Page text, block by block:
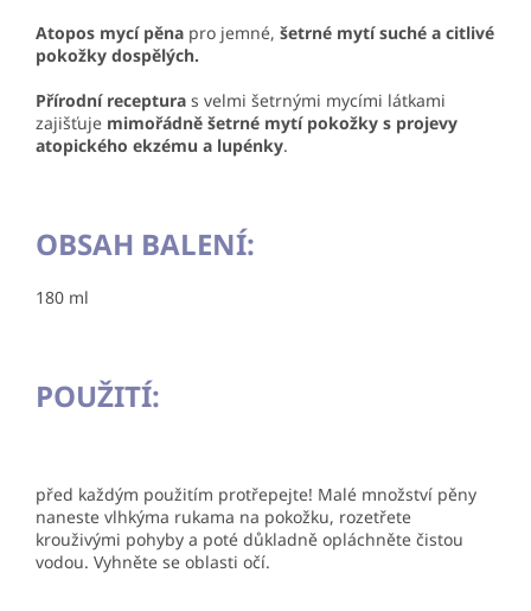
Atopos mycí pěna pro jemné, šetrné mytí suché a citlivé
pokožky dospělých.
Přírodní receptura s velmi šetrnými mycími látkami
zajišťuje mimořádně šetrné mytí pokožky s projevy
atopického ekzému a lupénky.
OBSAH BALENÍ:
180 ml
POUŽITÍ:
před každým použitím protřepejte! Malé množství pěny
naneste vlhkýma rukama na pokožku, rozetřete
krouživými pohyby a poté důkladně opláchněte čistou
vodou. Vyhněte se oblasti očí.